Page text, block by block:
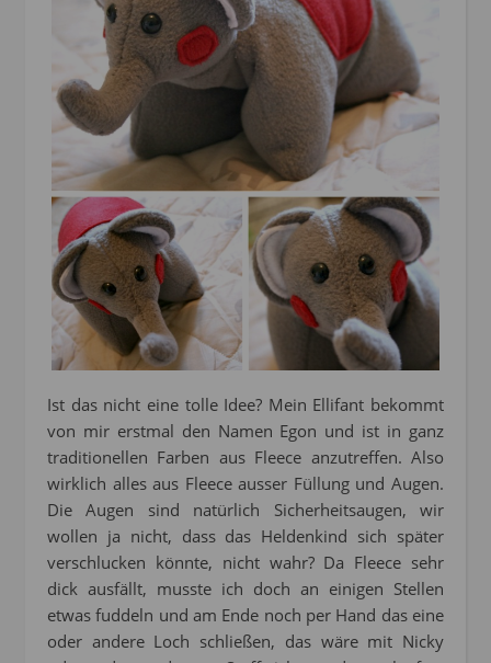
Ist das nicht eine tolle Idee? Mein Ellifant bekommt
von mir erstmal den Namen Egon und ist in ganz
traditionellen Farben aus Fleece anzutreffen. Also
wirklich alles aus Fleece ausser Füllung und Augen.
Die Augen sind natürlich Sicherheitsaugen, wir
wollen ja nicht, dass das Heldenkind sich später
verschlucken könnte, nicht wahr? Da Fleece sehr
dick ausfällt, musste ich doch an einigen Stellen
etwas fuddeln und am Ende noch per Hand das eine
oder andere Loch schließen, das wäre mit Nicky